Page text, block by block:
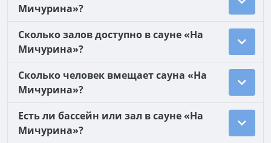
Мичурина»?
Сколько залов доступно в сауне «На
Мичурина»?
Сколько человек вмещает сауна «На
Мичурина»?
Есть ли бассейн или зал в сауне «На
Мичурина»?